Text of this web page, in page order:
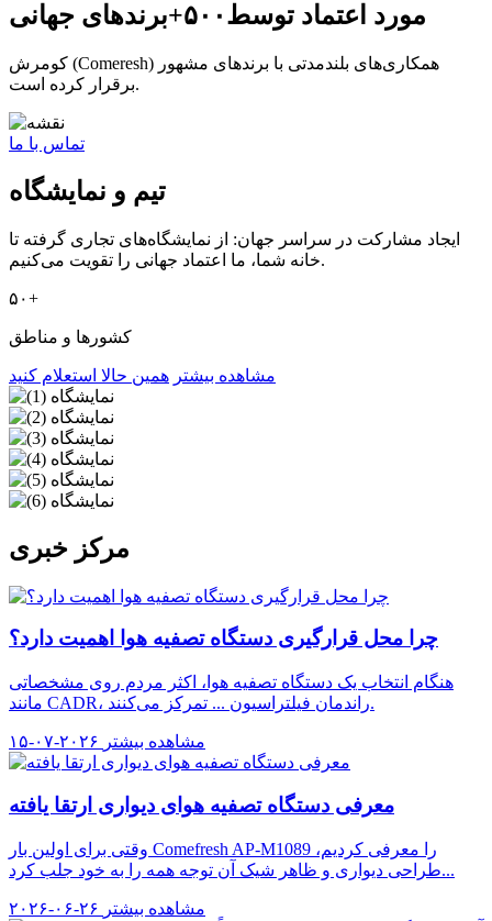
مورد اعتماد توسط۵۰۰+ برندهای جهانی
کومرش (Comeresh) همکاری‌های بلندمدتی با برندهای مشهور
برقرار کرده است.
تماس با ما
تیم و نمایشگاه
ایجاد مشارکت در سراسر جهان: از نمایشگاه‌های تجاری گرفته تا
خانه شما، ما اعتماد جهانی را تقویت می‌کنیم.
۵۰+
کشورها و مناطق
مشاهده بیشتر همین حالا استعلام کنید
مرکز خبری
چرا محل قرارگیری دستگاه تصفیه هوا اهمیت دارد؟
هنگام انتخاب یک دستگاه تصفیه هوا، اکثر مردم روی مشخصاتی
مانند CADR، راندمان فیلتراسیون ... تمرکز می‌کنند.
۱۵-۰۷-۲۰۲۶ مشاهده بیشتر
معرفی دستگاه تصفیه هوای دیواری ارتقا یافته
وقتی برای اولین بار Comefresh AP-M1089 را معرفی کردیم،
طراحی دیواری و ظاهر شیک آن توجه همه را به خود جلب کرد...
۲۰۲۶-۰۶-۲۶ مشاهده بیشتر